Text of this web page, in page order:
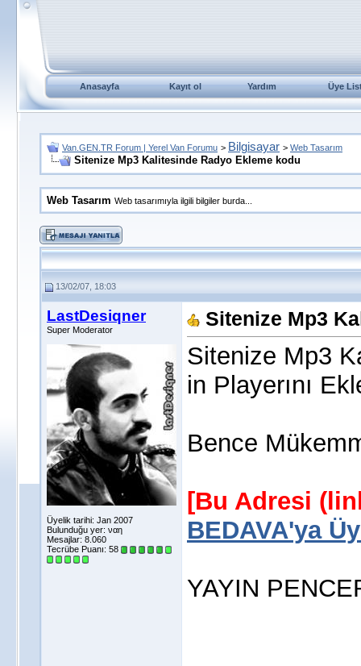
Anasayfa Kayıt ol Yardım Üye
Van.GEN.TR Forum | Yerel Van Forumu > Bilgisayar > Web Tasarım
Sitenize Mp3 Kalitesinde Radyo Ekleme kodu
Web Tasarım Web tasarımıyla ilgili bilgiler burda...
13/02/07, 18:03
LastDesiqner
Super Moderator
Üyelik tarihi: Jan 2007
Bulunduğu yer: ναη
Mesajlar: 8.060
Tecrübe Puanı: 58
Sitenize Mp3
Sitenize Mp3
in Playerını
Bence
[Bu Adresi
BEDAVA'ya
YAYIN